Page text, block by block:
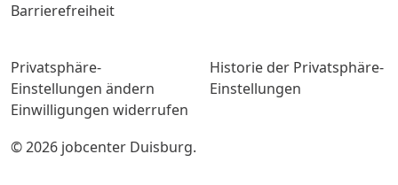
Barrierefreiheit
Privatsphäre-
Einstellungen ändern
Historie der Privatsphäre-
Einstellungen
Einwilligungen widerrufen
© 2026 jobcenter Duisburg.